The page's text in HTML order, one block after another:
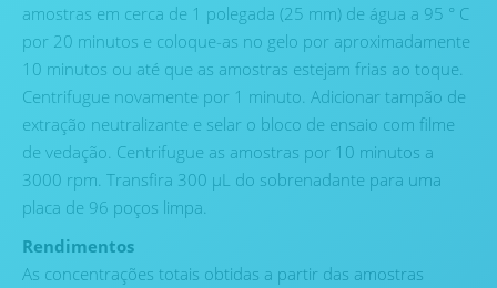
amostras em cerca de 1 polegada (25 mm) de água a 95 ° C
por 20 minutos e coloque-as no gelo por aproximadamente
10 minutos ou até que as amostras estejam frias ao toque.
Centrifugue novamente por 1 minuto. Adicionar tampão de
extração neutralizante e selar o bloco de ensaio com filme
de vedação. Centrifugue as amostras por 10 minutos a
3000 rpm. Transfira 300 µL do sobrenadante para uma
placa de 96 poços limpa.
Rendimentos
As concentrações totais obtidas a partir das amostras